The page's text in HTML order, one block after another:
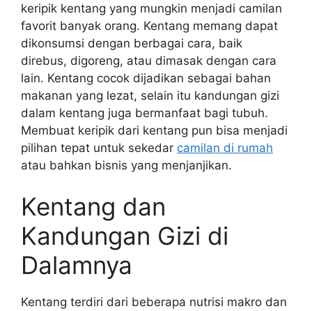
keripik kentang yang mungkin menjadi camilan
favorit banyak orang. Kentang memang dapat
dikonsumsi dengan berbagai cara, baik
direbus, digoreng, atau dimasak dengan cara
lain. Kentang cocok dijadikan sebagai bahan
makanan yang lezat, selain itu kandungan gizi
dalam kentang juga bermanfaat bagi tubuh.
Membuat keripik dari kentang pun bisa menjadi
pilihan tepat untuk sekedar camilan di rumah
atau bahkan bisnis yang menjanjikan.
Kentang dan
Kandungan Gizi di
Dalamnya
Kentang terdiri dari beberapa nutrisi makro dan